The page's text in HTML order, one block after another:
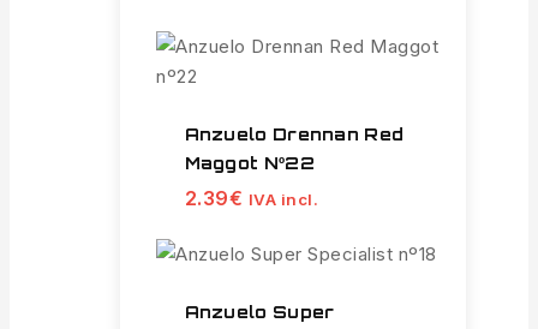
Anzuelo Drennan Red
Maggot Nº22
2.39€ IVA incl.
Anzuelo Super